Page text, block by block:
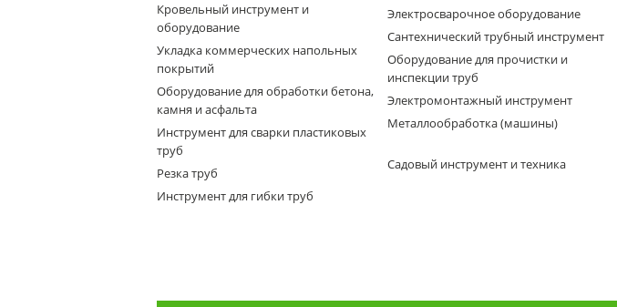
Кровельный инструмент и
оборудование
Укладка коммерческих напольных
покрытий
Оборудование для обработки бетона,
камня и асфальта
Инструмент для сварки пластиковых
труб
Резка труб
Инструмент для гибки труб
Электросварочное оборудование
Сантехнический трубный инструмент
Оборудование для прочистки и
инспекции труб
Электромонтажный инструмент
Металлообработка (машины)
Садовый инструмент и техника